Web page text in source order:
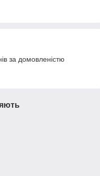
за домовленістю